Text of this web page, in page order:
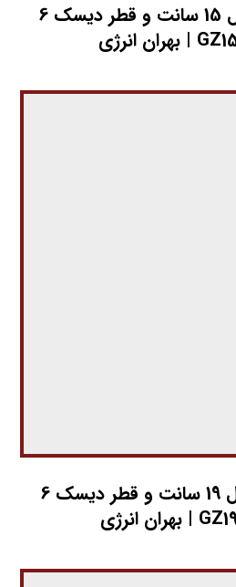
گل میخ سفید طول 15 سانت و قطر دیسک 6
گل میخ سفید طول 19 سانت و قطر دیسک 6